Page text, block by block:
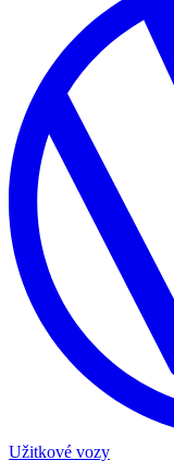
Užitkové vozy